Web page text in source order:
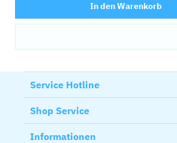
In denWarenkorb
Service Hotline
Shop Service
Informationen